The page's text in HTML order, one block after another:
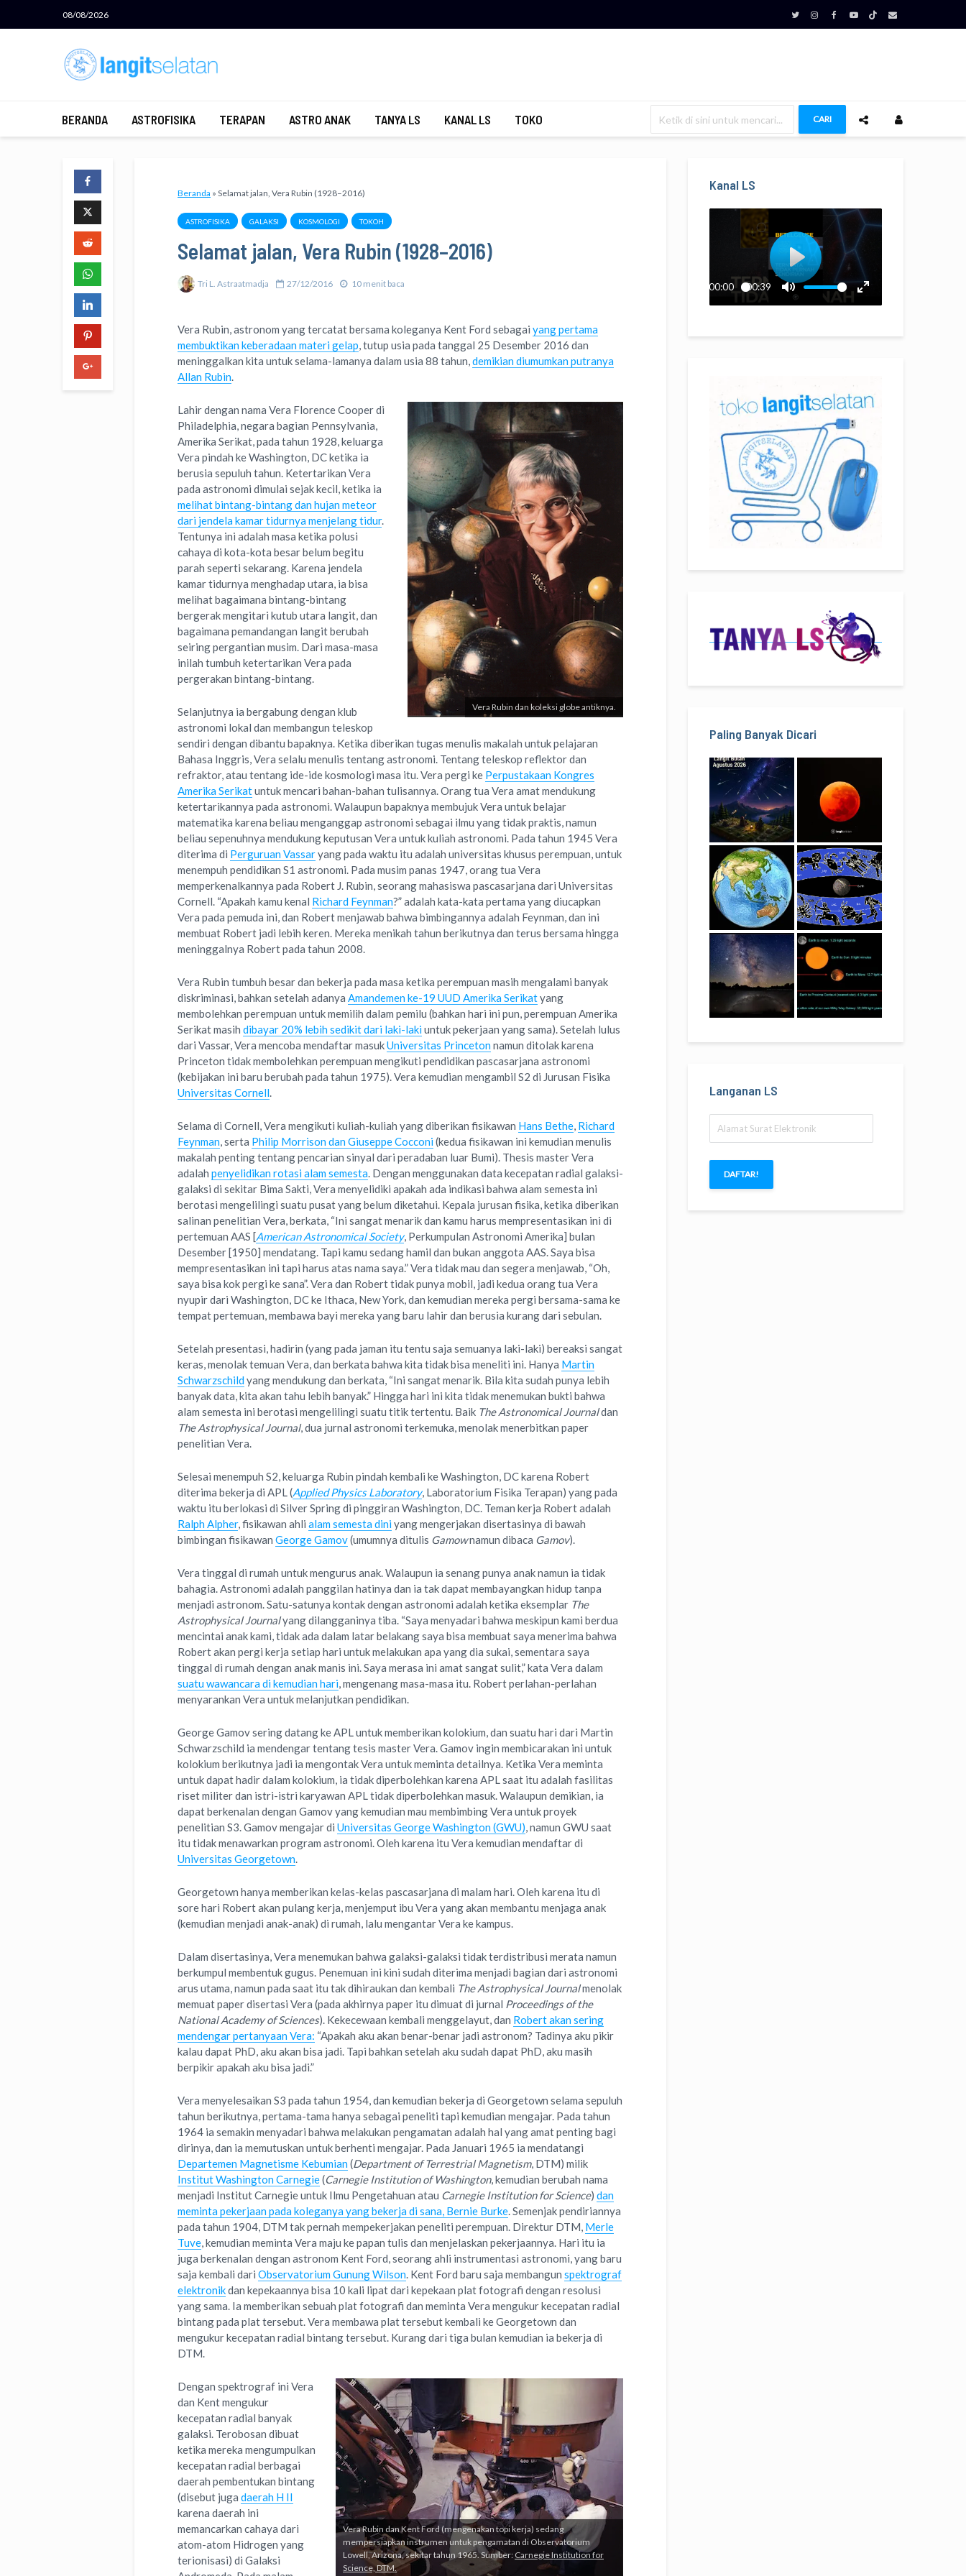
08/08/2026
BERANDA ASTROFISIKA TERAPAN ASTRO ANAK TANYA LS KANAL LS TOKO CARI
Beranda » Selamat jalan, Vera Rubin (1928–2016)
ASTROFISIKA GALAKSI KOSMOLOGI TOKOH
Selamat jalan, Vera Rubin (1928–2016)
Tri L. Astraatmadja 27/12/2016 10 menit baca
Vera Rubin, astronom yang tercatat bersama koleganya Kent Ford sebagai yang pertama
membuktikan keberadaan materi gelap, tutup usia pada tanggal 25 Desember 2016 dan
meninggalkan kita untuk selama-lamanya dalam usia 88 tahun,demikian diumumkan putranya
Allan Rubin.
Vera Rubin dan koleksi globe antiknya.
Lahir dengan nama Vera Florence Cooper di
Philadelphia, negara bagian Pennsylvania,
Amerika Serikat, pada tahun 1928, keluarga
Vera pindah ke Washington, DC ketika ia
berusia sepuluh tahun. Ketertarikan Vera
pada astronomi dimulai sejak kecil, ketika ia
melihat bintang-bintang dan hujan meteor
dari jendela kamar tidurnya menjelang tidur.
Tentunya ini adalah masa ketika polusi
cahaya di kota-kota besar belum begitu
parah seperti sekarang. Karena jendela
kamar tidurnya menghadap utara, ia bisa
melihat bagaimana bintang-bintang
bergerak mengitari kutub utara langit, dan
bagaimana pemandangan langit berubah
seiring pergantian musim. Dari masa-masa
inilah tumbuh ketertarikan Vera pada
pergerakan bintang-bintang.
Selanjutnya ia bergabung dengan klub
astronomi lokal dan membangun teleskop
sendiri dengan dibantu bapaknya. Ketika diberikan tugas menulis makalah untuk pelajaran
Bahasa Inggris, Vera selalu menulis tentang astronomi. Tentang teleskop reflektor dan
refraktor, atau tentang ide-ide kosmologi masa itu. Vera pergi ke Perpustakaan Kongres
Amerika Serikatuntuk mencari bahan-bahan tulisannya. Orang tua Vera amat mendukung
ketertarikannya pada astronomi. Walaupun bapaknya membujuk Vera untuk belajar
matematika karena beliau menganggap astronomi sebagai ilmu yang tidak praktis, namun
beliau sepenuhnya mendukung keputusan Vera untuk kuliah astronomi. Pada tahun 1945 Vera
diterima di Perguruan Vassaryang pada waktu itu adalah universitas khusus perempuan, untuk
menempuh pendidikan S1 astronomi. Pada musim panas 1947, orang tua Vera
memperkenalkannya pada Robert J. Rubin, seorang mahasiswa pascasarjana dari Universitas
Cornell. “Apakah kamu kenal Richard Feynman?” adalah kata-kata pertama yang diucapkan
Vera pada pemuda ini, dan Robert menjawab bahwa bimbingannya adalah Feynman, dan ini
membuat Robert jadi lebih keren. Mereka menikah tahun berikutnya dan terus bersama hingga
meninggalnya Robert pada tahun 2008.
Vera Rubin tumbuh besar dan bekerja pada masa ketika perempuan masih mengalami banyak
diskriminasi, bahkan setelah adanya Amandemen ke-19 UUD Amerika Serikatyang
membolehkan perempuan untuk memilih dalam pemilu (bahkan hari ini pun, perempuan Amerika
Serikat masih dibayar 20% lebih sedikit dari laki-lakiuntuk pekerjaan yang sama). Setelah lulus
dari Vassar, Vera mencoba mendaftar masukUniversitas Princetonnamun ditolak karena
Princeton tidak membolehkan perempuan mengikuti pendidikan pascasarjana astronomi
(kebijakan ini baru berubah pada tahun 1975). Vera kemudian mengambil S2 di Jurusan Fisika
Universitas Cornell.
Selama di Cornell, Vera mengikuti kuliah-kuliah yang diberikan fisikawan Hans Bethe, Richard
Feynman, serta Philip Morrison dan Giuseppe Cocconi(kedua fisikawan ini kemudian menulis
makalah penting tentang pencarian sinyal dari peradaban luar Bumi). Thesis master Vera
adalah penyelidikan rotasi alam semesta. Dengan menggunakan data kecepatan radial galaksi-
galaksi di sekitar Bima Sakti, Vera menyelidiki apakah ada indikasi bahwa alam semesta ini
berotasi mengelilingi suatu pusat yang belum diketahui. Kepala jurusan fisika, ketika diberikan
salinan penelitian Vera, berkata, “Ini sangat menarik dan kamu harus mempresentasikan ini di
pertemuan AAS [American Astronomical Society, Perkumpulan Astronomi Amerika] bulan
Desember [1950] mendatang. Tapi kamu sedang hamil dan bukan anggota AAS. Saya bisa
mempresentasikan ini tapi harus atas nama saya.” Vera tidak mau dan segera menjawab, “Oh,
saya bisa kok pergi ke sana”. Vera dan Robert tidak punya mobil, jadi kedua orang tua Vera
nyupir dari Washington, DC ke Ithaca, New York, dan kemudian mereka pergi bersama-sama ke
tempat pertemuan, membawa bayi mereka yang baru lahir dan berusia kurang dari sebulan.
Setelah presentasi, hadirin (yang pada jaman itu tentu saja semuanya laki-laki) bereaksi sangat
keras, menolak temuan Vera, dan berkata bahwa kita tidak bisa meneliti ini. Hanya Martin
Schwarzschildyang mendukung dan berkata, “Ini sangat menarik. Bila kita sudah punya lebih
banyak data, kita akan tahu lebih banyak.” Hingga hari ini kita tidak menemukan bukti bahwa
alam semesta ini berotasi mengelilingi suatu titik tertentu. Baik The Astronomical Journaldan
The Astrophysical Journal, dua jurnal astronomi terkemuka, menolak menerbitkan paper
penelitian Vera.
Selesai menempuh S2, keluarga Rubin pindah kembali ke Washington, DC karena Robert
diterima bekerja di APL (Applied Physics Laboratory, Laboratorium Fisika Terapan) yang pada
waktu itu berlokasi di Silver Spring di pinggiran Washington, DC. Teman kerja Robert adalah
Ralph Alpher, fisikawan ahli alam semesta diniyang mengerjakan disertasinya di bawah
bimbingan fisikawan George Gamov(umumnya ditulis Gamownamun dibaca Gamov).
Vera tinggal di rumah untuk mengurus anak. Walaupun ia senang punya anak namun ia tidak
bahagia. Astronomi adalah panggilan hatinya dan ia tak dapat membayangkan hidup tanpa
menjadi astronom. Satu-satunya kontak dengan astronomi adalah ketika eksemplar The
Astrophysical Journalyang dilangganinya tiba. “Saya menyadari bahwa meskipun kami berdua
mencintai anak kami, tidak ada dalam latar belakang saya bisa membuat saya menerima bahwa
Robert akan pergi kerja setiap hari untuk melakukan apa yang dia sukai, sementara saya
tinggal di rumah dengan anak manis ini. Saya merasa ini amat sangat sulit,” kata Vera dalam
suatu wawancara di kemudian hari, mengenang masa-masa itu. Robert perlahan-perlahan
menyarankan Vera untuk melanjutkan pendidikan.
George Gamov sering datang ke APL untuk memberikan kolokium, dan suatu hari dari Martin
Schwarzschild ia mendengar tentang tesis master Vera. Gamov ingin membicarakan ini untuk
kolokium berikutnya jadi ia mengontak Vera untuk meminta detailnya. Ketika Vera meminta
untuk dapat hadir dalam kolokium, ia tidak diperbolehkan karena APL saat itu adalah fasilitas
riset militer dan istri-istri karyawan APL tidak diperbolehkan masuk. Walaupun demikian, ia
dapat berkenalan dengan Gamov yang kemudian mau membimbing Vera untuk proyek
penelitian S3. Gamov mengajar di Universitas George Washington (GWU), namun GWU saat
itu tidak menawarkan program astronomi. Oleh karena itu Vera kemudian mendaftar di
Universitas Georgetown.
Georgetown hanya memberikan kelas-kelas pascasarjana di malam hari. Oleh karena itu di
sore hari Robert akan pulang kerja, menjemput ibu Vera yang akan membantu menjaga anak
(kemudian menjadi anak-anak) di rumah, lalu mengantar Vera ke kampus.
Dalam disertasinya, Vera menemukan bahwa galaksi-galaksi tidak terdistribusi merata namun
berkumpul membentuk gugus. Penemuan ini kini sudah diterima menjadi bagian dari astronomi
arus utama, namun pada saat itu tak dihiraukan dan kembali The Astrophysical Journalmenolak
memuat paper disertasi Vera (pada akhirnya paper itu dimuat di jurnal Proceedings of the
National Academy of Sciences). Kekecewaan kembali menggelayut, dan Robert akan sering
mendengar pertanyaan Vera: “Apakah aku akan benar-benar jadi astronom? Tadinya aku pikir
kalau dapat PhD, aku akan bisa jadi. Tapi bahkan setelah aku sudah dapat PhD, aku masih
berpikir apakah aku bisa jadi.”
Vera menyelesaikan S3 pada tahun 1954, dan kemudian bekerja di Georgetown selama sepuluh
tahun berikutnya, pertama-tama hanya sebagai peneliti tapi kemudian mengajar. Pada tahun
1964 ia semakin menyadari bahwa melakukan pengamatan adalah hal yang amat penting bagi
dirinya, dan ia memutuskan untuk berhenti mengajar. Pada Januari 1965 ia mendatangi
Departemen Magnetisme Kebumian(Department of Terrestrial Magnetism, DTM) milik
Institut Washington Carnegie(Carnegie Institution of Washington, kemudian berubah nama
menjadi Institut Carnegie untuk Ilmu Pengetahuan atau Carnegie Institution for Science) dan
meminta pekerjaan pada koleganya yang bekerja di sana, Bernie Burke. Semenjak pendiriannya
pada tahun 1904, DTM tak pernah mempekerjakan peneliti perempuan. Direktur DTM, Merle
Tuve, kemudian meminta Vera maju ke papan tulis dan menjelaskan pekerjaannya. Hari itu ia
juga berkenalan dengan astronom Kent Ford, seorang ahli instrumentasi astronomi, yang baru
saja kembali dari Observatorium Gunung Wilson. Kent Ford baru saja membangun spektrograf
elektronikdan kepekaannya bisa 10 kali lipat dari kepekaan plat fotografi dengan resolusi
yang sama. Ia memberikan sebuah plat fotografi dan meminta Vera mengukur kecepatan radial
bintang pada plat tersebut. Vera membawa plat tersebut kembali ke Georgetown dan
mengukur kecepatan radial bintang tersebut. Kurang dari tiga bulan kemudian ia bekerja di
DTM.
Vera Rubin dan Kent Ford (mengenakan topi kerja) sedang
mempersiapkan instrumen untuk pengamatan di Observatorium
Lowell, Arizona, sekitar tahun 1965. Sumber: Carnegie Institution for
Science, DTM.
Dengan spektrograf ini Vera
dan Kent mengukur
kecepatan radial banyak
galaksi. Terobosan dibuat
ketika mereka mengumpulkan
kecepatan radial berbagai
daerah pembentukan bintang
(disebut juga daerah H II
karena daerah ini
memancarkan cahaya dari
atom-atom Hidrogen yang
terionisasi) di Galaksi
Kanal LS
Paling Banyak Dicari
Langanan LS
Surat
Elektronik
DAFTAR!